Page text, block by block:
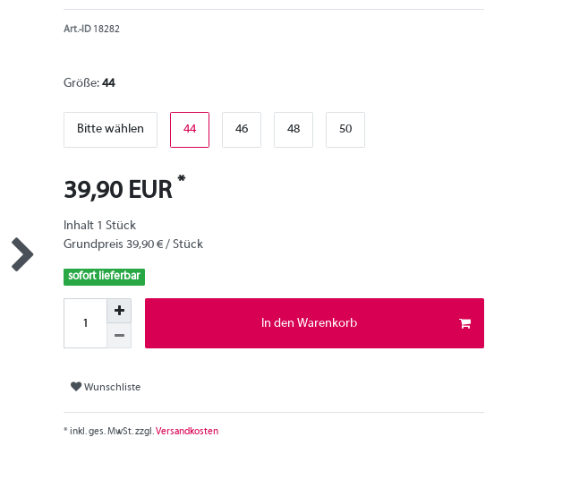
Art.-ID 18282
Größe: 44
Bitte wählen 44 46 48 50
39,90 EUR *
Inhalt 1 Stück
Grundpreis 39,90 € / Stück
sofort lieferbar
In den Warenkorb
Wunschliste
* inkl. ges. MwSt. zzgl.Versandkosten